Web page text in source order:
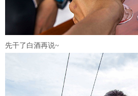
先干了白酒再说~